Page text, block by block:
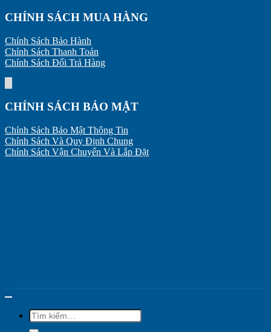
CHÍNH SÁCH MUA HÀNG
Chính Sách Bảo Hành
Chính Sách Thanh Toán
Chính Sách Đổi Trả Hàng
CHÍNH SÁCH BẢO MẬT
Chính Sách Bảo Mật Thông Tin
Chính Sách Và Quy Định Chung
Chính Sách Vận Chuyển Và Lắp Đặt
Tìm
kiếm: